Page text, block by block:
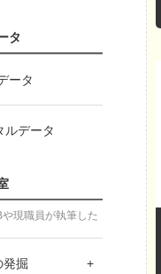
タ
ータ
ルデータ
現職員が執筆した
+
発掘